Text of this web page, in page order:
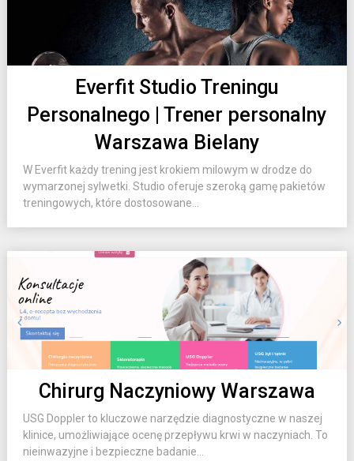
Everfit Studio Treningu
Personalnego | Trener personalny
Warszawa Bielany
W Everfit każdy trening jest krokiem milowym w drodze do
wymarzonej sylwetki. Studio oferuje szeroką gamę pakietów
treningowych, które dostosowane...
Chirurg Naczyniowy Warszawa
USG Doppler to kluczowe narzędzie diagnostyczne w naszej
klinice, umożliwiające ocenę przepływu krwi w naczyniach. To
nieinwazyjne i bezpieczne badanie...